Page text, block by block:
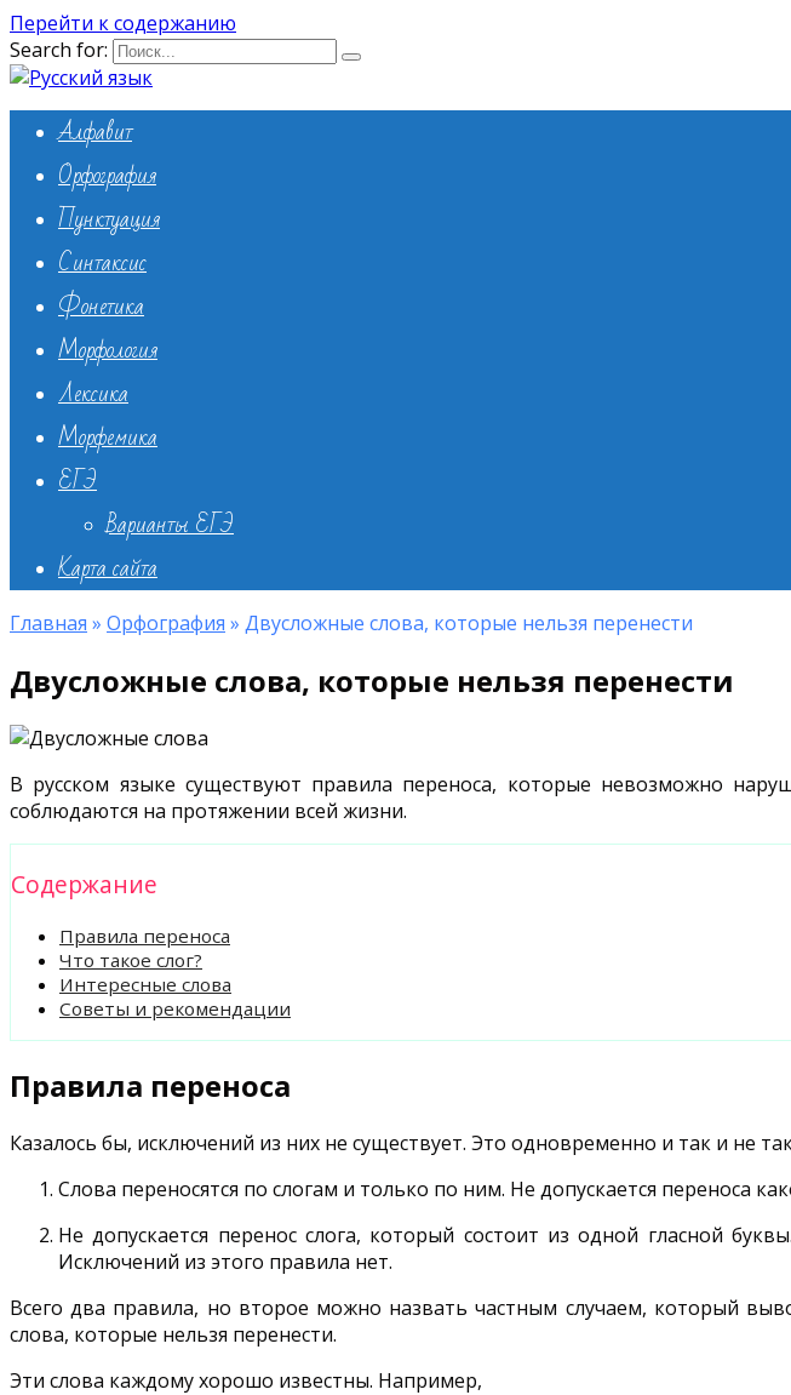
Перейти к содержанию
Search for:
Алфавит
Орфография
Пунктуация
Синтаксис
Фонетика
Морфология
Лексика
Морфемика
ЕГЭ
Варианты ЕГЭ
Карта сайта
Главная » Орфография » Двусложные слова, которые нельзя перенести
Двусложные слова, которые нельзя перенести
В русском языке существуют правила переноса, которые невозможно
соблюдаются на протяжении всей жизни.
Содержание
Правила переноса
Что такое слог?
Интересные слова
Советы и рекомендации
Правила переноса
Казалось бы, исключений из них не существует. Это одновременно и так и не
Слова переносятся по слогам и только по ним. Не допускается переноса
Не допускается перенос слога, который состоит из одной гласной
Исключений из этого правила нет.
Всего два правила, но второе можно назвать частным случаем, который
слова, которые нельзя перенести.
Эти слова каждому хорошо известны. Например,